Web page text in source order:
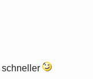
schneller